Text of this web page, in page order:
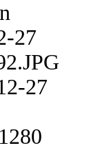
27
27